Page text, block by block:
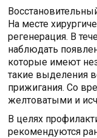
На месте
регенерация. В
наблюдать
которые имеют
такие выделения
прижигания. Со
желтоватыми и
В целях
рекомендуются